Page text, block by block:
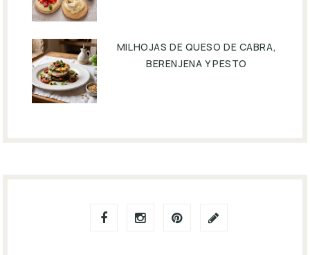
MILHOJAS DE QUESO DE CABRA,
BERENJENA Y PESTO